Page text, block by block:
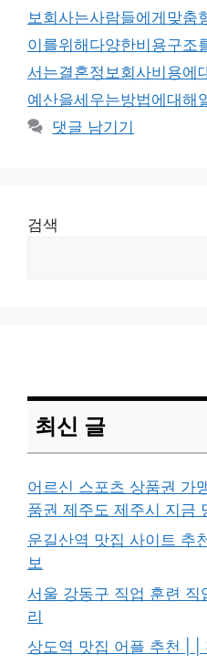
보회사는사람들에게맞춤
이를위해다양한비용구조
서는결혼정보회사비용에
예산을세우는방법에대해
댓글 남기기
검색
최신 글
어르신 스포츠 상품권 가
품권 제주도 제주시 지금
운길산역 맛집 사이트 추
보
서울 강동구 직업 훈련 직
리
상도역 맛집 어플 추천 | |